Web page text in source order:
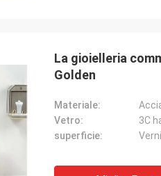
La gioielleria
Golden
Materiale:
Vetro:
3C
superficie: